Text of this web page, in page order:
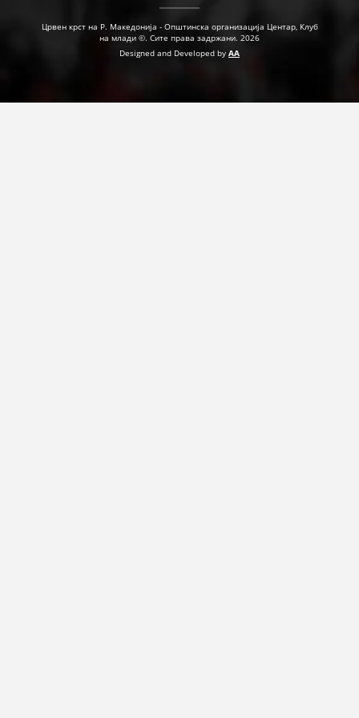
ДЕЈСТВУВАЊЕ
ПРИРАЧНИЦИ
Црвен крст на Р. Македонија - Општинска организација Центар, Клуб
на млади ©. Сите права задржани. 2026
Designed and Developed by AA